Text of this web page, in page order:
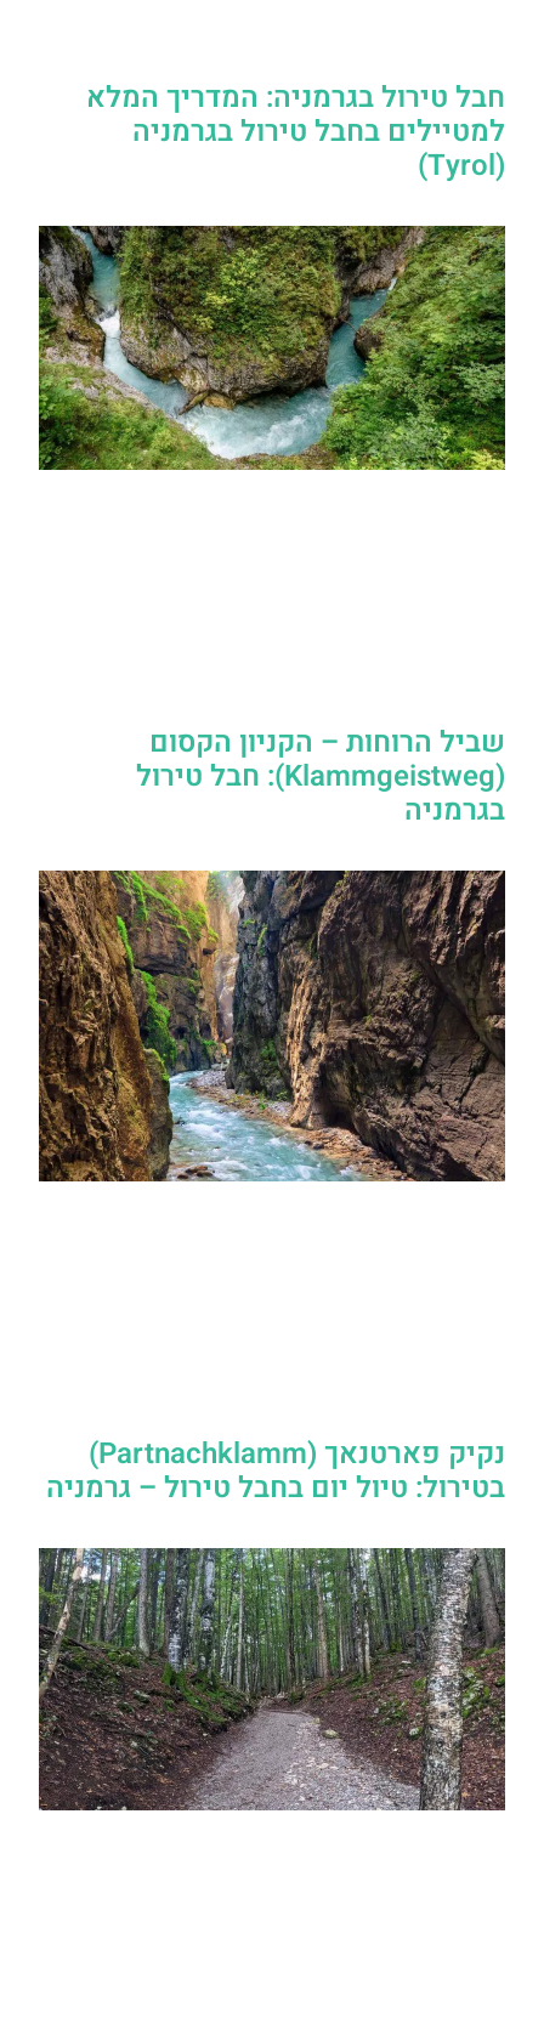
חבל טירול בגרמניה: המדריך המלא
למטיילים בחבל טירול בגרמניה
(Tyrol)
שביל הרוחות – הקניון הקסום
(Klammgeistweg): חבל טירול
בגרמניה
נקיק פארטנאך (Partnachklamm)
בטירול: טיול יום בחבל טירול – גרמניה